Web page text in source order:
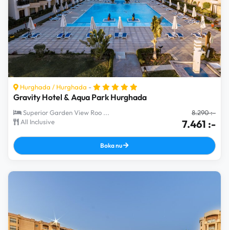
Hurghada / Hurghada -
Gravity Hotel & Aqua Park Hurghada
Superior Garden View Roo ...
All Inclusive
8.290 :-
7.461 :-
Boka nu